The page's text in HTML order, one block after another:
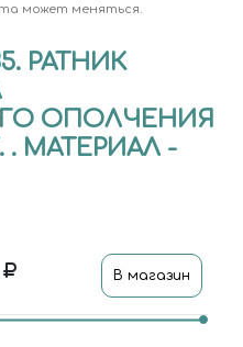
может меняться.
РАТНИК
ОПОЛЧЕНИЯ
. МАТЕРИАЛ -
В магазин